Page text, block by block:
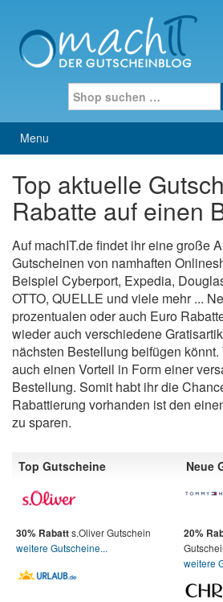
Menu
Top aktuelle
Rabatte auf einen
Auf machIT.de findet ihr eine große
Gutscheinen von namhaften
Beispiel Cyberport, Expedia,
OTTO, QUELLE und viele mehr ...
prozentualen oder auch Euro
wieder auch verschiedene
nächsten Bestellung beifügen
auch einen Vorteil in Form einer
Bestellung. Somit habt ihr die
Rabattierung vorhanden ist den
zu sparen.
Top Gutscheine
30% Rabatts.Oliver Gutschein
weitere Gutscheine...
Neue
20%
weitere